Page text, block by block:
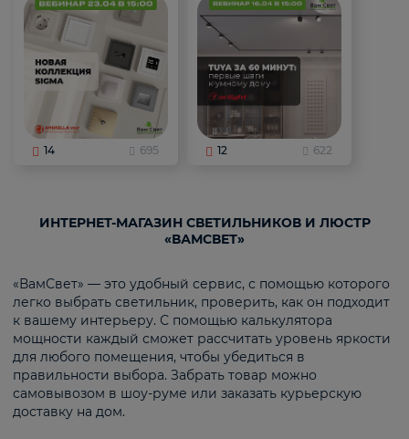
14 695 12 622
ИНТЕРНЕТ-МАГАЗИН СВЕТИЛЬНИКОВ И ЛЮСТР
«ВАМСВЕТ»
«ВамСвет» — это удобный сервис, с помощью которого
легко выбрать светильник, проверить, как он подходит
к вашему интерьеру. С помощью калькулятора
мощности каждый сможет рассчитать уровень яркости
для любого помещения, чтобы убедиться в
правильности выбора. Забрать товар можно
самовывозом в шоу-руме или заказать курьерскую
доставку на дом.